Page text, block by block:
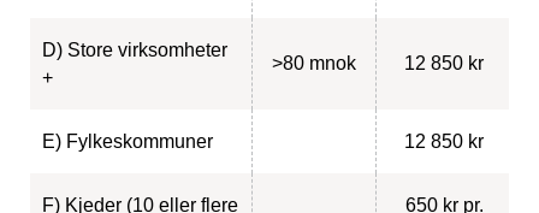
D) Store virksomheter
+
>80 mnok 12 850 kr
E) Fylkeskommuner 12 850 kr
F) Kjeder (10 eller flere
650 kr pr.